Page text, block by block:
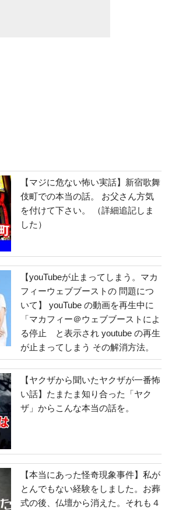
【マジに危ない怖い実話】新宿歌舞
伎町での本当の話。 お父さん方気
を付けて下さい。 （詳細追記しま
した）
【youTubeが止まってしまう。マカ
フィーウェブブーストの 問題につ
いて】 youTube の動画を再生中に
「マカフィー＠ウェブブーストによ
る停止 と表示され youtube の再生
が止まってしまう その解消方法。
【ヤクザから聞いたヤクザが一番怖
い話】たまたま知り合った「ヤク
ザ」からこんな本当の話を。
【本当にあった怪奇現象事件】私が
とんでもない経験をしました。お葬
式の後、仏壇から消えた。それも４